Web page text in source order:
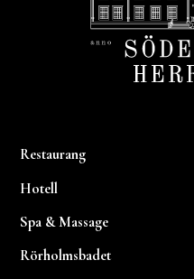
Restaurang
Hotell
Spa & Massage
Rörholmsbadet